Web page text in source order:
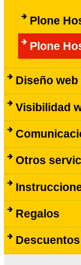
Plone
Plone
Diseño web
Visibilidad
Otros
Regalos